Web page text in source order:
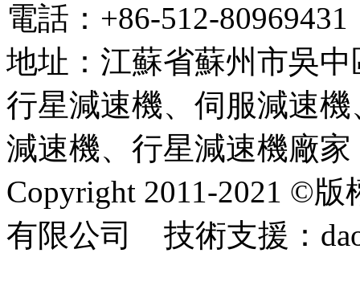
電話：+86-512-
地址：江蘇省蘇州市吳
行星減速機、伺服減速
減速機、行星減速機廠家
Copyright 2011-2021 ©
有限公司 技術支援：